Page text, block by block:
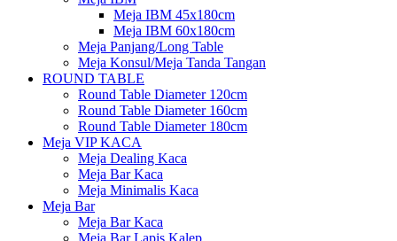
Meja IBM 45x180cm
Meja IBM 60x180cm
Meja Panjang/Long Table
Meja Konsul/Meja Tanda Tangan
ROUND TABLE
Round Table Diameter 120cm
Round Table Diameter 160cm
Round Table Diameter 180cm
Meja VIP KACA
Meja Dealing Kaca
Meja Bar Kaca
Meja Minimalis Kaca
Meja Bar
Meja Bar Kaca
Meja Bar Lapis Kalep